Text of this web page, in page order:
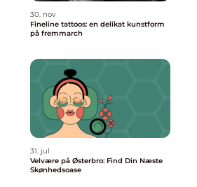
30. nov
Fineline tattoos: en delikat kunstform
på fremmarch
31. jul
Velvære på Østerbro: Find Din Næste
Skønhedsoase